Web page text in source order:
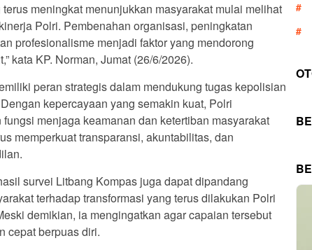
meningkat menunjukkan masyarakat mulai melihat
Polri. Pembenahan organisasi, peningkatan
profesionalisme menjadi faktor yang mendorong
kata KP. Norman, Jumat (26/6/2026).
peran strategis dalam mendukung tugas kepolisian
kepercayaan yang semakin kuat, Polri
menjaga keamanan dan ketertiban masyarakat
memperkuat transparansi, akuntabilitas, dan
survei Litbang Kompas juga dapat dipandang
terhadap transformasi yang terus dilakukan Polri
demikian, ia mengingatkan agar capaian tersebut
cepat berpuas diri.